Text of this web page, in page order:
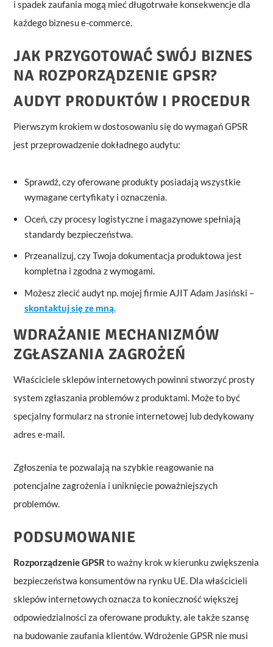
i spadek zaufania mogą mieć długotrwałe konsekwencje dla
każdego biznesu e-commerce.
JAK PRZYGOTOWAĆ SWÓJ BIZNES
NA ROZPORZĄDZENIE GPSR?
AUDYT PRODUKTÓW I PROCEDUR
Pierwszym krokiem w dostosowaniu się do wymagań GPSR
jest przeprowadzenie dokładnego audytu:
Sprawdź, czy oferowane produkty posiadają wszystkie
wymagane certyfikaty i oznaczenia.
Oceń, czy procesy logistyczne i magazynowe spełniają
standardy bezpieczeństwa.
Przeanalizuj, czy Twoja dokumentacja produktowa jest
kompletna i zgodna z wymogami.
Możesz zlecić audyt np. mojej firmie AJIT Adam Jasiński –
skontaktuj się ze mną.
WDRAŻANIE MECHANIZMÓW
ZGŁASZANIA ZAGROŻEŃ
Właściciele sklepów internetowych powinni stworzyć prosty
system zgłaszania problemów z produktami. Może to być
specjalny formularz na stronie internetowej lub dedykowany
adres e-mail.
Zgłoszenia te pozwalają na szybkie reagowanie na
potencjalne zagrożenia i uniknięcie poważniejszych
problemów.
PODSUMOWANIE
Rozporządzenie GPSR to ważny krok w kierunku zwiększenia
bezpieczeństwa konsumentów na rynku UE. Dla właścicieli
sklepów internetowych oznacza to konieczność większej
odpowiedzialności za oferowane produkty, ale także szansę
na budowanie zaufania klientów. Wdrożenie GPSR nie musi